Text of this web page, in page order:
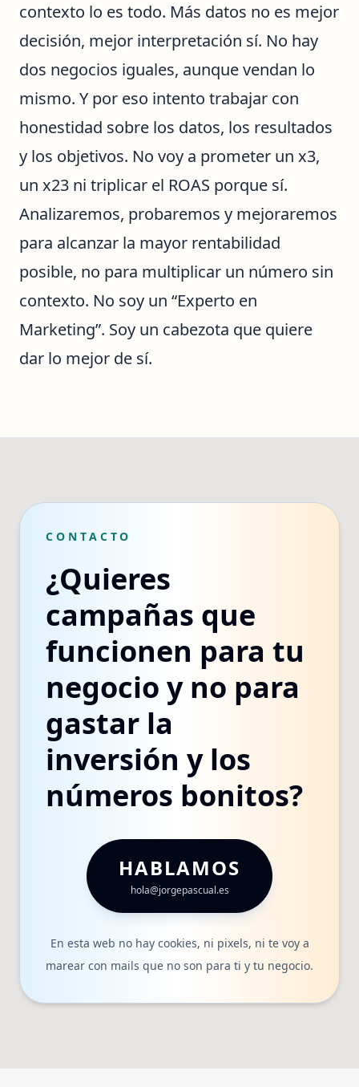
contexto lo es todo. Más datos no es mejor
decisión, mejor interpretación sí. No hay
dos negocios iguales, aunque vendan lo
mismo. Y por eso intento trabajar con
honestidad sobre los datos, los resultados
y los objetivos. No voy a prometer un x3,
un x23 ni triplicar el ROAS porque sí.
Analizaremos, probaremos y mejoraremos
para alcanzar la mayor rentabilidad
posible, no para multiplicar un número sin
contexto. No soy un “Experto en
Marketing”. Soy un cabezota que quiere
dar lo mejor de sí.
CONTACTO
¿Quieres
campañas que
funcionen para tu
negocio y no para
gastar la
inversión y los
números bonitos?
HABLAMOS
hola@jorgepascual.es
En esta web no hay cookies, ni pixels, ni te voy a
marear con mails que no son para ti y tu negocio.